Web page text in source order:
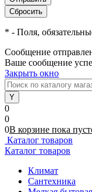
* - Поля,
Сообщение
Ваше сообщение
Закрыть окно
0
0
0В корзине пока
Каталог товаров
Каталог товаров
Климат
Сантехника